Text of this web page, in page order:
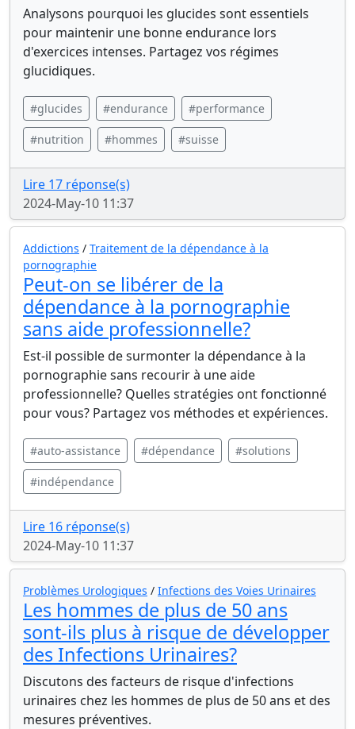
Analysons pourquoi les glucides sont essentiels
pour maintenir une bonne endurance lors
d'exercices intenses. Partagez vos régimes
glucidiques.
#glucides #endurance #performance
#nutrition #hommes #suisse
Lire 17 réponse(s)
2024-May-10 11:37
Addictions / Traitement de la dépendance à la
pornographie
Peut-on se libérer de la
dépendance à la pornographie
sans aide professionnelle?
Est-il possible de surmonter la dépendance à la
pornographie sans recourir à une aide
professionnelle? Quelles stratégies ont fonctionné
pour vous? Partagez vos méthodes et expériences.
#auto-assistance #dépendance #solutions
#indépendance
Lire 16 réponse(s)
2024-May-10 11:37
Problèmes Urologiques / Infections des Voies Urinaires
Les hommes de plus de 50 ans
sont-ils plus à risque de développer
des Infections Urinaires?
Discutons des facteurs de risque d'infections
urinaires chez les hommes de plus de 50 ans et des
mesures préventives.